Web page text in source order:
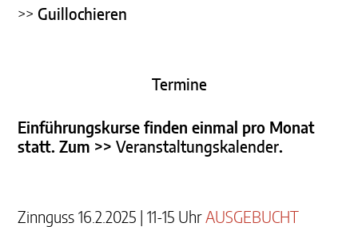
>> Guillochieren
Termine
Einführungskurse finden einmal pro Monat
statt. Zum >> Veranstaltungskalender.
Zinnguss 16.2.2025 | 11-15 Uhr AUSGEBUCHT